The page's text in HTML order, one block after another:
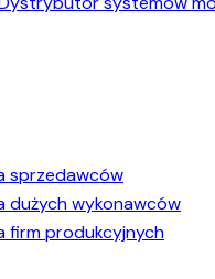
sprzedawców
dużych wykonawców
firm produkcyjnych